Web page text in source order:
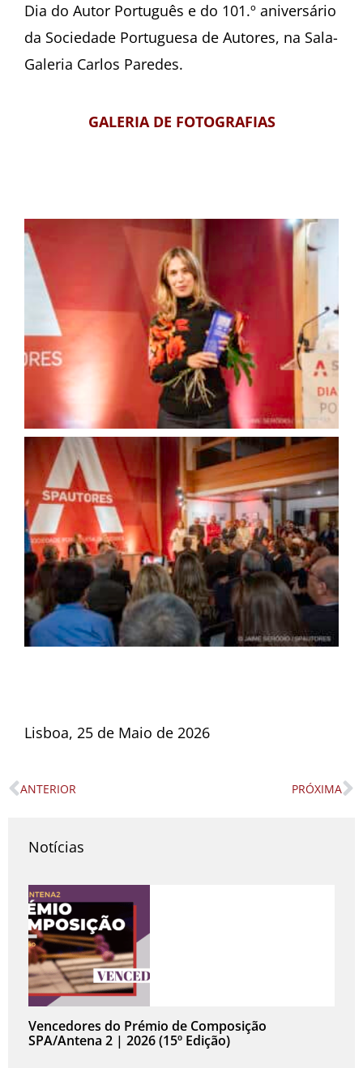
Dia do Autor Português e do 101.º aniversário
da Sociedade Portuguesa de Autores, na Sala-
Galeria Carlos Paredes.
GALERIA DE FOTOGRAFIAS
Lisboa, 25 de Maio de 2026
Prev
ANTERIOR PRÓXIMA
Notícias
Vencedores do Prémio de Composição
SPA/Antena 2 | 2026 (15º Edição)